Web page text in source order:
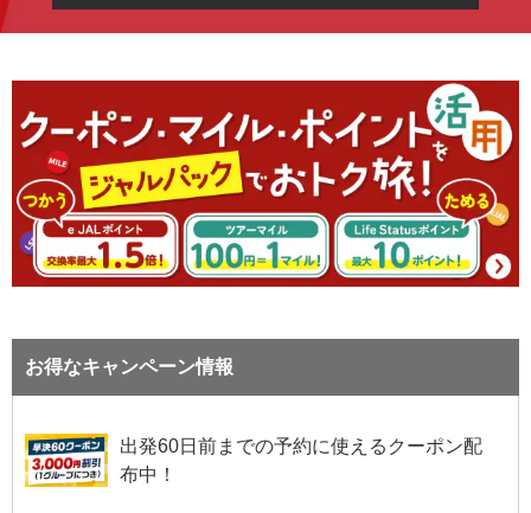
お得なキャンペーン情報
出発60日前までの予約に使えるクーポン配
布中！